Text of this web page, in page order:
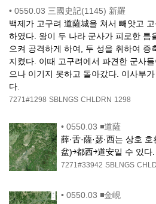
• 0550.03 三國史記(1145) 新羅
백제가 고구려 道薩城을 쳐서 빼앗고
하였다. 왕이 두 나라 군사가 피로한 틈
으켜 공격하게 하여, 두 성을 취하여 증
지켰다. 이때 고구려에서 파견한 군사
으나 이기지 못하고 돌아갔다. 이사부
다.
7271#1298 SBLNGS CHLDRN 1298
• 0550.03 ◾道薩
薛·舌·薩·瑟·西는 상호
盆)￫都西￫道安일 수 있다
7271#33942 SBLNGS
• 0550.03 ◾金峴